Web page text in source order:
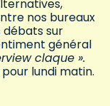
nos bureaux
débats sur
général
claque ».
lundi matin.